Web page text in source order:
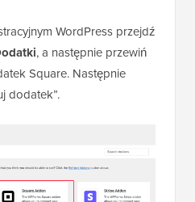
WordPress przejdź
, a następnie przewiń
Square. Następnie
dodatek”.